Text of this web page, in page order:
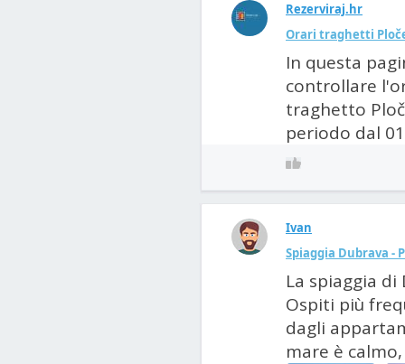
Rezerviraj.hr
Orari traghetti
In questa
controllare
traghetto
periodo dal
Ivan
Spiaggia Dubrava -
La spiaggia
Ospiti più
dagli
mare è